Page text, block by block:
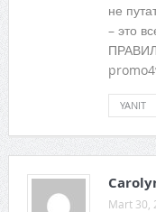
не
– это
YANIT
Mart 30,